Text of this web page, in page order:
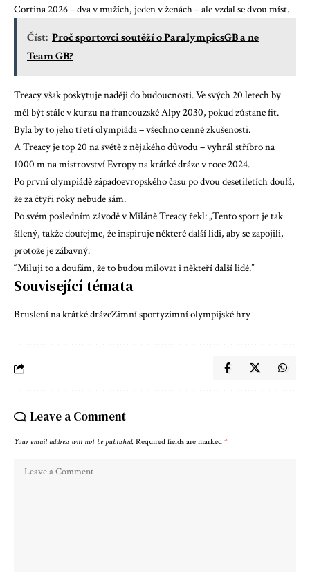
Cortina 2026 – dva v mužích, jeden v ženách –ale vzdal se dvou míst.
Číst: Proč sportovci soutěží o ParalympicsGB a ne
Team GB?
Treacy však poskytuje naději do budoucnosti. Ve svých 20 letech by
měl být stále v kurzu na francouzské Alpy 2030, pokud zůstane fit.
Byla by to jeho třetí olympiáda – všechno cenné zkušenosti.
A Treacy je top 20 na světě z nějakého důvodu – vyhrálstříbro na
1000 mna mistrovství Evropy na krátké dráze v roce 2024.
Po první olympiádě západoevropského času po dvou desetiletích doufá,
že za čtyři roky nebude sám.
Po svém posledním závodě v Miláně Treacy řekl: „Tento sport je tak
šílený, takže doufejme, že inspiruje některé další lidi, aby se zapojili,
protože je zábavný.
“Miluji to a doufám, že to budou milovat i někteří další lidé.”
Související témata
Bruslení na krátké drázeZimní sportyzimní olympijské hry
Leave a Comment
Your email address will not be published. Required fields are marked *